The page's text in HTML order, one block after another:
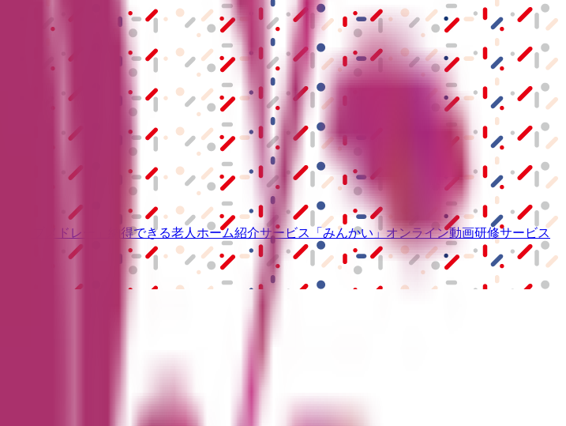
「ジョブメドレー」 納得できる老人ホーム紹介サービス 「みんかい」 オンライン動画研修サービス